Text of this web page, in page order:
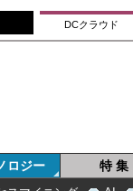
DCクラウド
ロジー 特 集